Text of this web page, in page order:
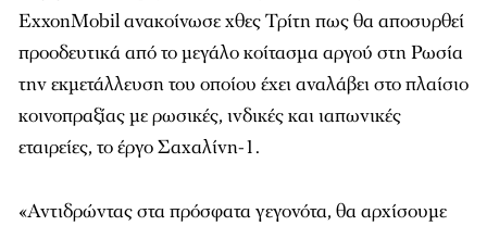
ExxonMobil ανακοίνωσε χθες Τρίτη πως θα αποσυρθεί
προοδευτικά από το μεγάλο κοίτασμα αργού στη Ρωσία
την εκμετάλλευση του οποίου έχει αναλάβει στο πλαίσιο
κοινοπραξίας με ρωσικές, ινδικές και ιαπωνικές
εταιρείες, το έργο Σαχαλίνη-1.
«Αντιδρώντας στα πρόσφατα γεγονότα, θα αρχίσουμε